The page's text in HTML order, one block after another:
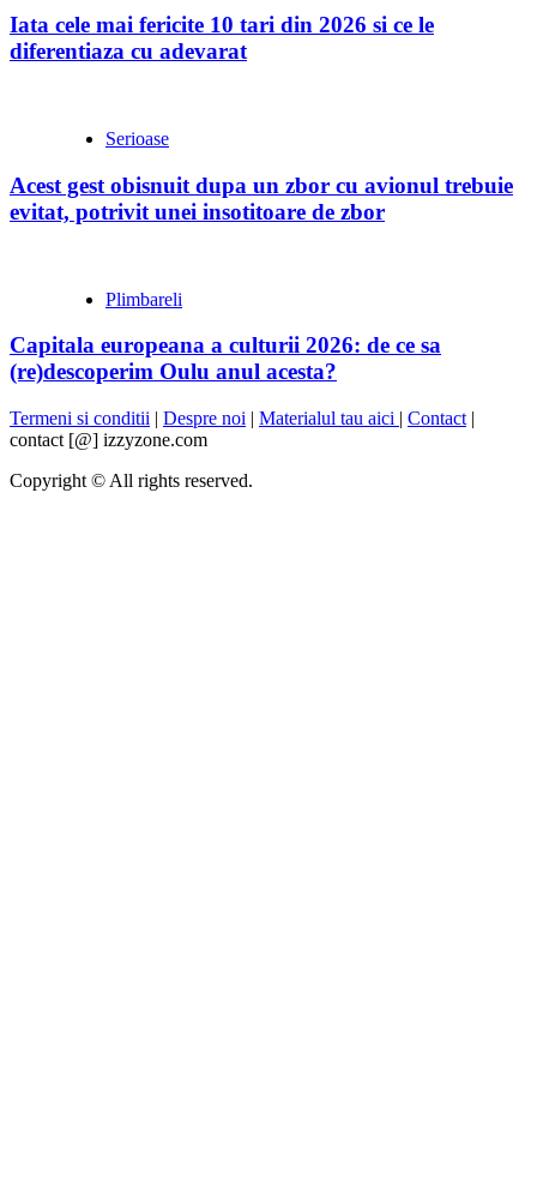
Iata cele mai fericite 10 tari din 2026 si ce le
diferentiaza cu adevarat
Serioase
Acest gest obisnuit dupa un zbor cu avionul trebuie
evitat, potrivit unei insotitoare de zbor
Plimbareli
Capitala europeana a culturii 2026: de ce sa
(re)descoperim Oulu anul acesta?
Termeni si conditii | Despre noi | Materialul tau aici | Contact |
contact [@] izzyzone.com
Copyright © All rights reserved.